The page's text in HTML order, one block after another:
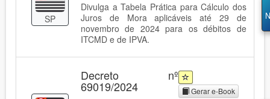
SP
Divulga a Tabela Prática para Cálculo dos
Juros de Mora aplicáveis até 29 de
novembro de 2024 para os débitos de
ITCMD e de IPVA.
Decreto nº
69019/2024 Gerar e-Book